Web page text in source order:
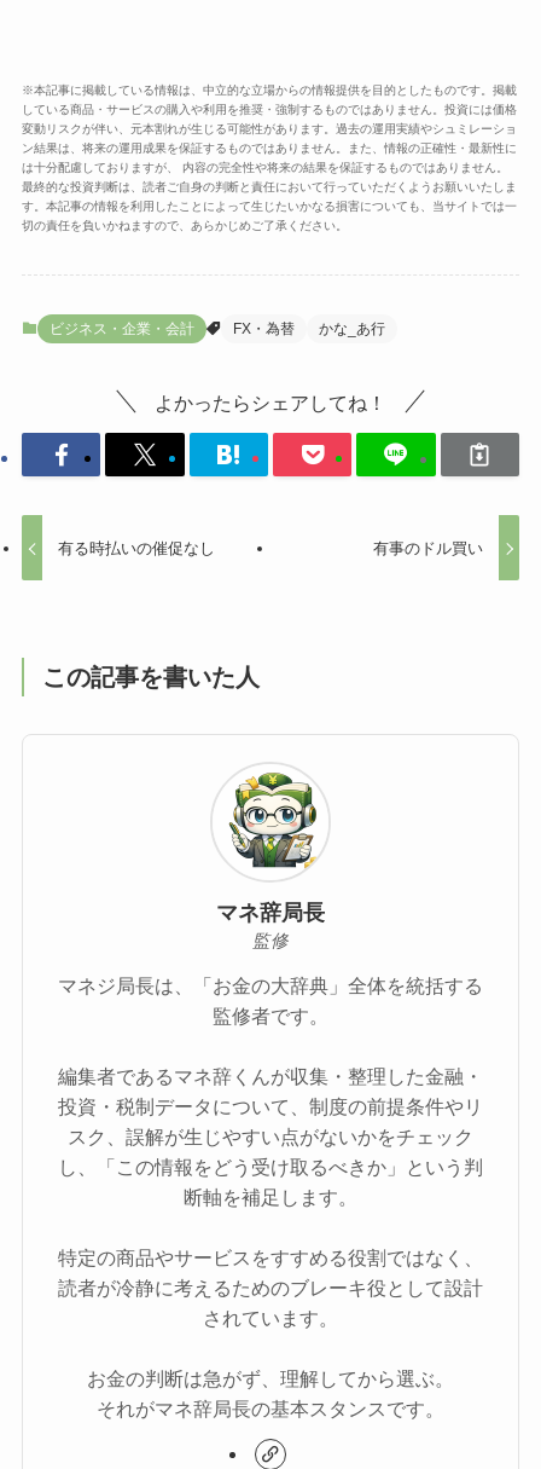
※本記事に掲載している情報は、中立的な立場からの情報提供を目的としたものです。掲載
している商品・サービスの購入や利用を推奨・強制するものではありません。投資には価格
変動リスクが伴い、元本割れが生じる可能性があります。過去の運用実績やシュミレーショ
ン結果は、将来の運用成果を保証するものではありません。また、情報の正確性・最新性に
は十分配慮しておりますが、 内容の完全性や将来の結果を保証するものではありません。
最終的な投資判断は、読者ご自身の判断と責任において行っていただくようお願いいたしま
す。本記事の情報を利用したことによって生じたいかなる損害についても、当サイトでは一
切の責任を負いかねますので、あらかじめご了承ください。
ビジネス・企業・会計 FX・為替 かな_あ行
よかったらシェアしてね！
有る時払いの催促なし 有事のドル買い
この記事を書いた人
マネ辞局長
監修
マネジ局長は、「お金の大辞典」全体を統括する
監修者です。
編集者であるマネ辞くんが収集・整理した金融・
投資・税制データについて、制度の前提条件やリ
スク、誤解が生じやすい点がないかをチェック
し、「この情報をどう受け取るべきか」という判
断軸を補足します。
特定の商品やサービスをすすめる役割ではなく、
読者が冷静に考えるためのブレーキ役として設計
されています。
お金の判断は急がず、理解してから選ぶ。
それがマネ辞局長の基本スタンスです。